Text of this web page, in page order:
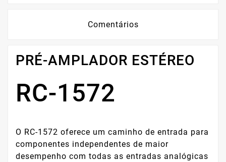
Comentários
PRÉ-AMPLADOR ESTÉREO
RC-1572
O RC-1572 oferece um caminho de entrada para
componentes independentes de maior
desempenho com todas as entradas analógicas